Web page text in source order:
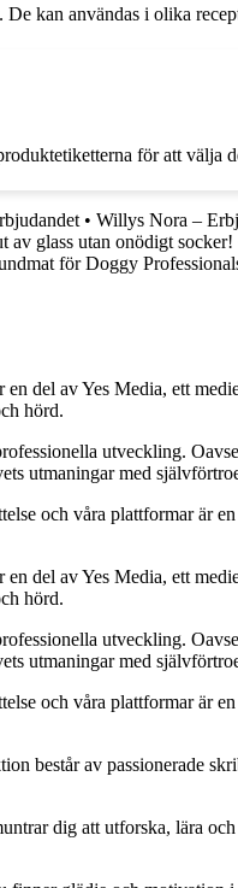
kan användas i olika
för att välja
• Willys Nora –
av glass utan onödigt socker!
för Doggy
av Yes Media, ett
hörd.
utveckling.
utmaningar med
och våra plattformar är
av Yes Media, ett
hörd.
utveckling.
utmaningar med
och våra plattformar är
består av passionerade
dig att utforska, lära